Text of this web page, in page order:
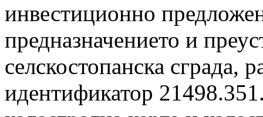
инвестиционно
предназначението и
селскостопанска сграда,
идентификатор